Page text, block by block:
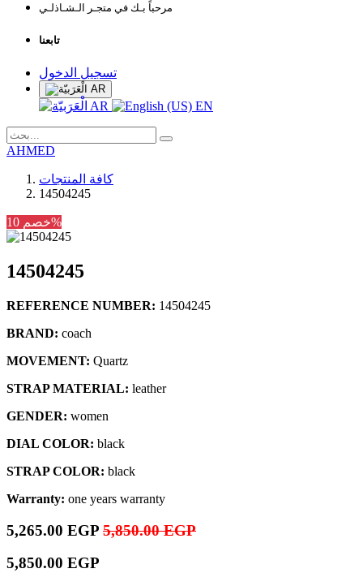
مرحباً بـك في متجـر الـشـاذلـي
تابعنا
تسجيل الدخول
AR
AR EN
AHMED
كافة المنتجات
14504245
خصم 10%
14504245
REFERENCE NUMBER: 14504245
BRAND: coach
MOVEMENT: Quartz
STRAP MATERIAL: leather
GENDER: women
DIAL COLOR: black
STRAP COLOR: black
Warranty: one years warranty
5,265.00 EGP 5,850.00EGP
5,850.00 EGP